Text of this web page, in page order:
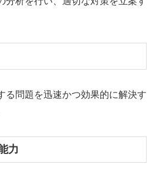
る問題を迅速かつ効果的に解決す
力